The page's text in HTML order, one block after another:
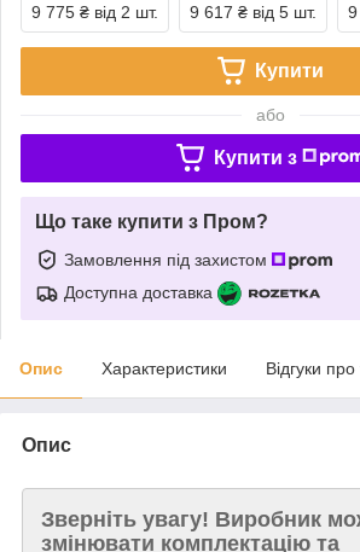
9 775 ₴ від 2 шт. 9 617 ₴ від 5 шт.
Купити
або
Купити з
Що таке купити з Пром?
Замовлення під захистом
Доступна доставка
Опис Характеристики Відгуки
Опис
Зверніть увагу! Виробник
змінювати комплектацію та